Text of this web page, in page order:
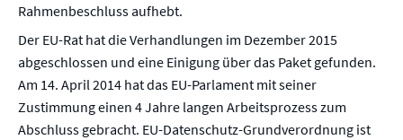
Rahmenbeschluss aufhebt.
Der EU-Rat hat die Verhandlungen im Dezember 2015
abgeschlossen und eine Einigung über das Paket gefunden.
Am 14. April 2014 hat das EU-Parlament mit seiner
Zustimmung einen 4 Jahre langen Arbeitsprozess zum
Abschluss gebracht. EU-Datenschutz-Grundverordnung ist